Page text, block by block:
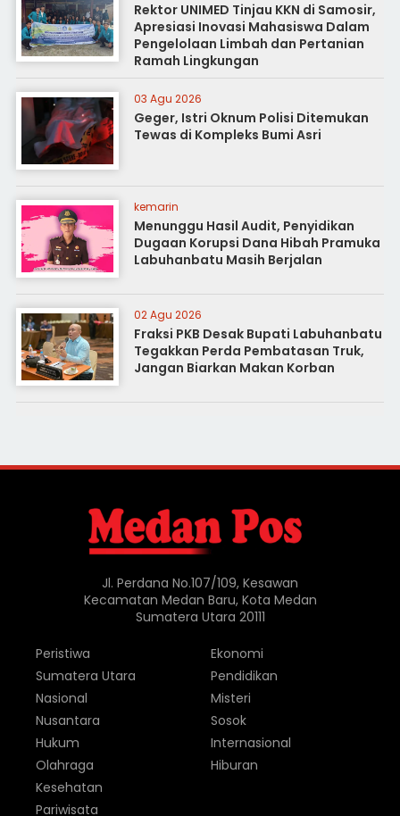
Rektor UNIMED Tinjau KKN di Samosir,
Apresiasi Inovasi Mahasiswa Dalam
Pengelolaan Limbah dan Pertanian
Ramah Lingkungan
03 Agu 2026
Geger, Istri Oknum Polisi Ditemukan
Tewas di Kompleks Bumi Asri
kemarin
Menunggu Hasil Audit, Penyidikan
Dugaan Korupsi Dana Hibah Pramuka
Labuhanbatu Masih Berjalan
02 Agu 2026
Fraksi PKB Desak Bupati Labuhanbatu
Tegakkan Perda Pembatasan Truk,
Jangan Biarkan Makan Korban
Jl. Perdana No.107/109, Kesawan
Kecamatan Medan Baru, Kota Medan
Sumatera Utara 20111
Peristiwa
Sumatera Utara
Nasional
Nusantara
Hukum
Olahraga
Ekonomi
Pendidikan
Misteri
Sosok
Internasional
Hiburan
Kesehatan
Pariwisata